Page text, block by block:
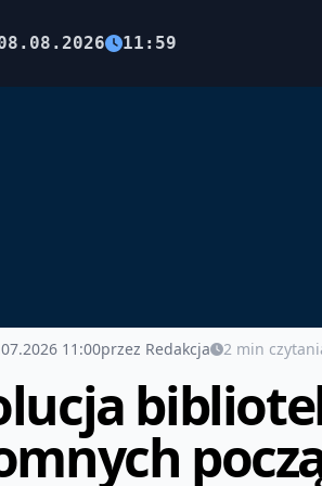
11:59
11:00przez Redakcja 2 min